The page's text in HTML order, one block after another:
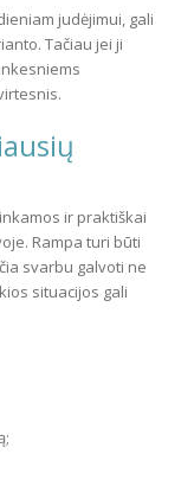
judėjimui, gali
Tačiau jei ji
ir praktiškai
Rampa turi būti
svarbu galvoti ne
situacijos gali